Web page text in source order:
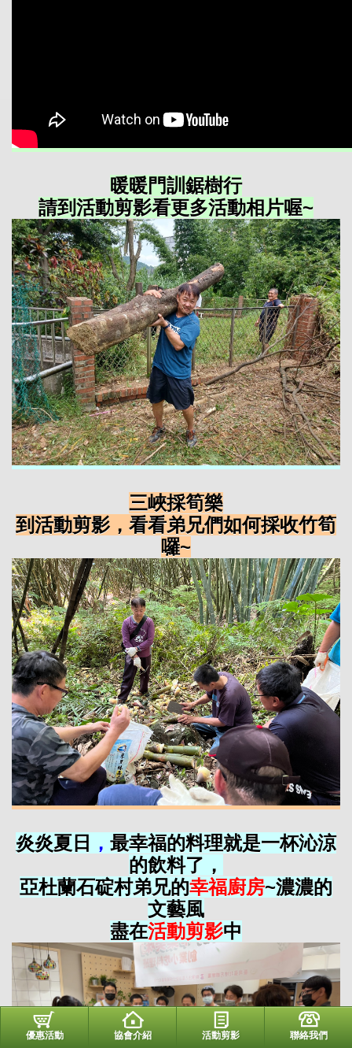
暖暖門訓鋸樹行
請到活動剪影看更多活動相片喔~
三峽採筍樂
到活動剪影，看看弟兄們如何採收竹筍
囉~
炎炎夏日 ， 最幸福的料理就是一杯沁涼
的飲料了，
亞杜蘭石碇村弟兄的幸福廚房~濃濃的
文藝風
盡在活動剪影中
優惠活動 協會介紹 活動剪影 聯絡我們